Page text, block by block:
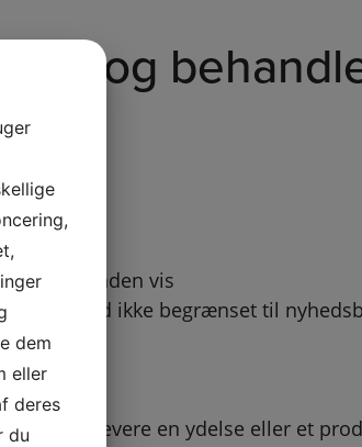
og
på anden vis
med ikke begrænset til
for at levere en ydelse eller et
dem
eller
deres
du